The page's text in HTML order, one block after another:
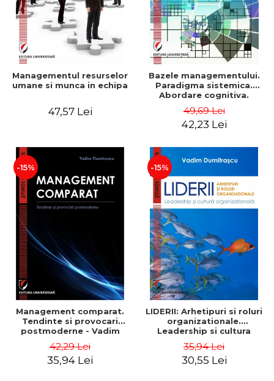
Managementul resurselor
umane si munca in echipa
47,57 Lei
Bazele managementului.
Paradigma sistemica.
Abordare cognitiva.
comportamentala - Vadim
Dumitrascu
49,69 Lei
42,23 Lei
-15%
Management comparat.
Tendinte si provocari
postmoderne - Vadim
42,29 Lei
35,94 Lei
-15%
LIDERII: Arhetipuri si roluri
organizationale.
Leadership si cultura
Dumitrascu
35,94 Lei
30,55 Lei